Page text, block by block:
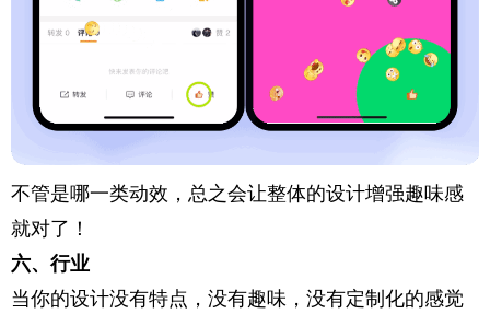
不管是哪一类动效，总之会让整体的设计增强趣味感
就对了！
六、行业
当你的设计没有特点，没有趣味，没有定制化的感觉